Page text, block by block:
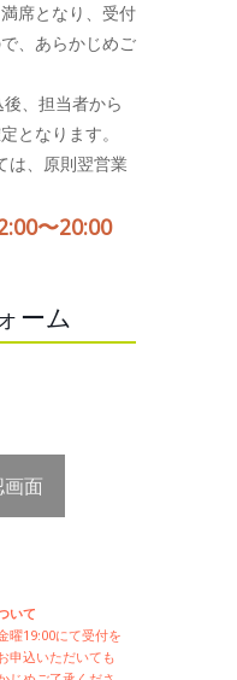
席となり、受付
、あらかじめご
、担当者から
となります。
は、原則翌営業
〜20:00
ーム
面
いて
曜19:00にて受付を
申込いただいても